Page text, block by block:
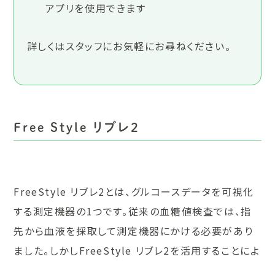
アプリを使用できます
詳しくはスタッフにお気軽にお尋ねください。
Free Style リブレ2
FreeStyle リブレ2とは、グルコースデータを可視化
する測定機器の1つです。従来の血糖値検査では、指
先から血液を採取して測定機器にかける必要があり
ました。しかしFreeStyle リブレ2を活用することによ